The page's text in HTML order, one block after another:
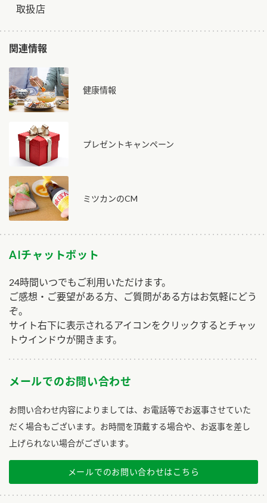
取扱店
関連情報
健康情報
プレゼントキャンペーン
ミツカンのCM
AIチャットボット
24時間いつでもご利用いただけます。
ご感想・ご要望がある方、ご質問がある方はお気軽にどう
ぞ。
サイト右下に表示されるアイコンをクリックするとチャッ
トウインドウが開きます。
メールでのお問い合わせ
お問い合わせ内容によりましては、お電話等でお返事させていた
だく場合もございます。お時間を頂戴する場合や、お返事を差し
上げられない場合がございます。
メールでのお問い合わせはこちら